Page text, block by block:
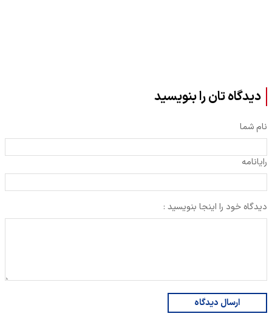
دیدگاه تان را بنویسید
نام شما
رایانامه
دیدگاه خود را اینجا بنویسید :
ارسال دیدگاه